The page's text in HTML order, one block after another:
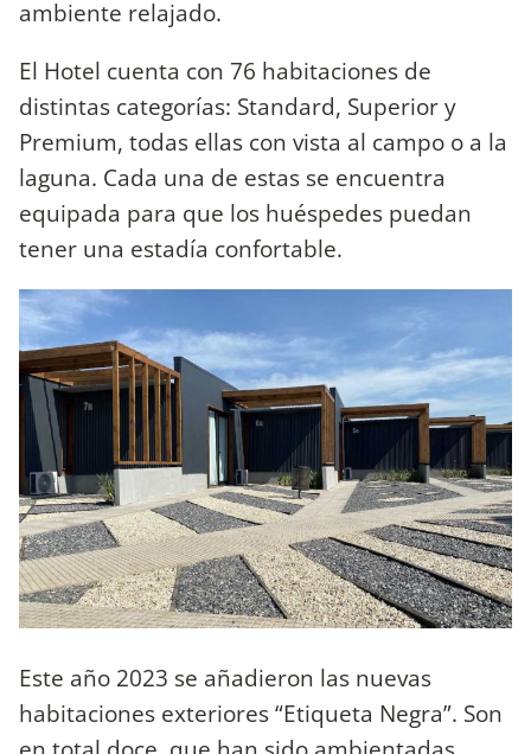
ambiente relajado.
El Hotel cuenta con 76 habitaciones de
distintas categorías: Standard, Superior y
Premium, todas ellas con vista al campo o a la
laguna. Cada una de estas se encuentra
equipada para que los huéspedes puedan
tener una estadía confortable.
Este año 2023 se añadieron las nuevas
habitaciones exteriores “Etiqueta Negra”. Son